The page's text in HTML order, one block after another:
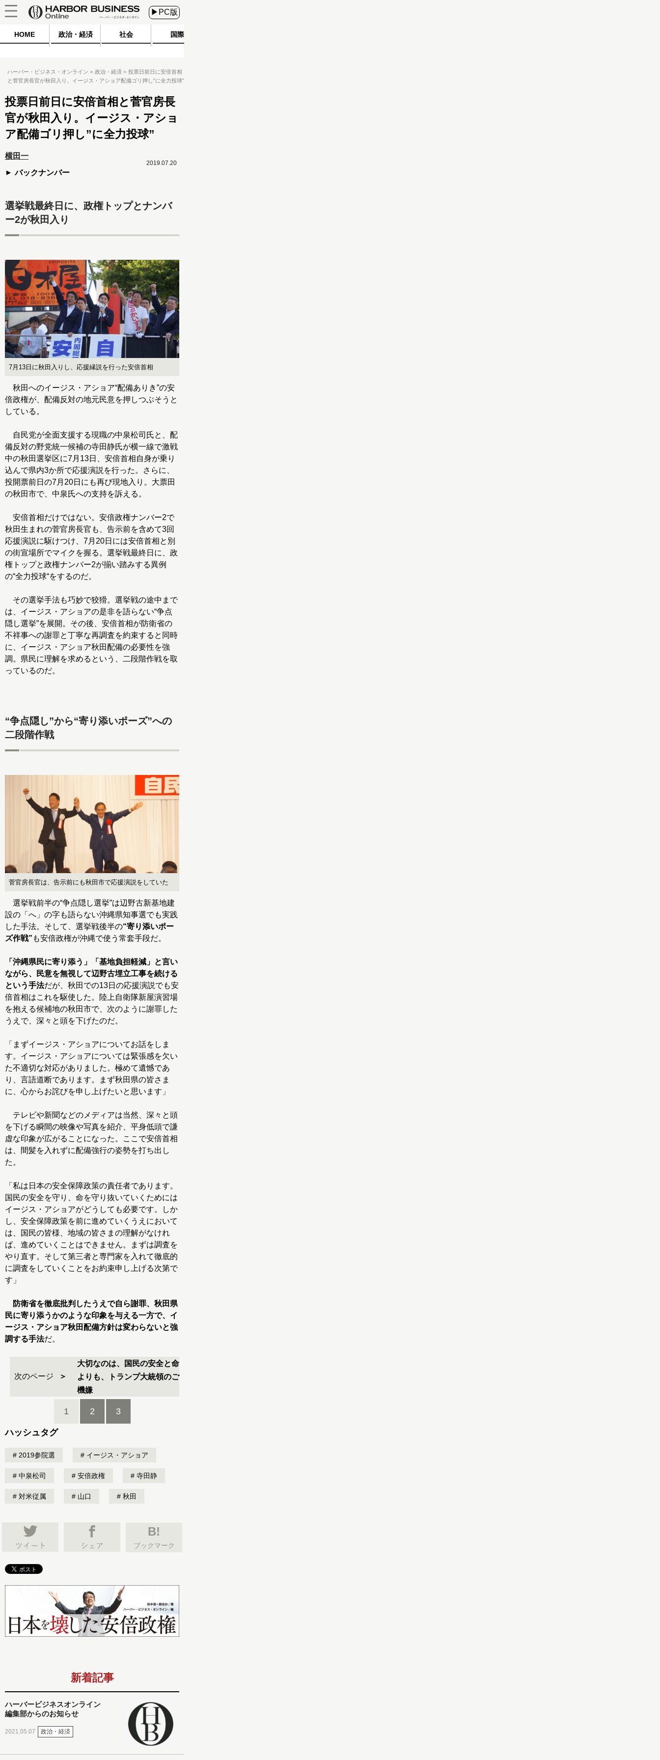
▶PC版
HOME 政治・経済 社会 国際
ハーバー・ビジネス・オンライン 政治・経済
投票日前日に安倍首相
と菅官房長官が秋田入り。イージス・アショア配備ゴリ押し”に全力投球”
投票日前日に安倍首相と菅官房長
官が秋田入り。イージス・アショ
ア配備ゴリ押し”に全力投球”
横田一
バックナンバー
2019.07.20
選挙戦最終日に、政権トップとナンバ
ー2が秋田入り
7月13日に秋田入りし、応援縁説を行った安倍首相
秋田へのイージス・アショア“配備ありき”の安
倍政権が、配備反対の地元民意を押しつぶそうと
している。
自民党が全面支援する現職の中泉松司氏と、配
備反対の野党統一候補の寺田静氏が横一線で激戦
中の秋田選挙区に7月13日、安倍首相自身が乗り
込んで県内3か所で応援演説を行った。さらに、
投開票前日の7月20日にも再び現地入り。大票田
の秋田市で、中泉氏への支持を訴える。
安倍首相だけではない。安倍政権ナンバー2で
秋田生まれの菅官房長官も、告示前を含めて3回
応援演説に駆けつけ、7月20日には安倍首相と別
の街宣場所でマイクを握る。選挙戦最終日に、政
権トップと政権ナンバー2が揃い踏みする異例
の“全力投球“をするのだ。
その選挙手法も巧妙で狡猾。選挙戦の途中まで
は、イージス・アショアの是非を語らない“争点
隠し選挙”を展開。その後、安倍首相が防衛省の
不祥事への謝罪と丁寧な再調査を約束すると同時
に、イージス・アショア秋田配備の必要性を強
調。県民に理解を求めるという、二段階作戦を取
っているのだ。
“争点隠し”から“寄り添いポーズ”への
二段階作戦
菅官房長官は、告示前にも秋田市で応援演説をしていた
選挙戦前半の“争点隠し選挙”は辺野古新基地建
設の「へ」の字も語らない沖縄県知事選でも実践
した手法。そして、選挙戦後半の“寄り添いポー
ズ作戦” も安倍政権が沖縄で使う常套手段だ。
「沖縄県民に寄り添う」「基地負担軽減」と言い
ながら、民意を無視して辺野古埋立工事を続ける
という手法だが、秋田での13日の応援演説でも安
倍首相はこれを駆使した。陸上自衛隊新屋演習場
を抱える候補地の秋田市で、次のように謝罪した
うえで、深々と頭を下げたのだ。
「まずイージス・アショアについてお話をしま
す。イージス・アショアについては緊張感を欠い
た不適切な対応がありました。極めて遺憾であ
り、言語道断であります。まず秋田県の皆さま
に、心からお詫びを申し上げたいと思います」
テレビや新聞などのメディアは当然、深々と頭
を下げる瞬間の映像や写真を紹介、平身低頭で謙
虚な印象が広がることになった。ここで安倍首相
は、間髪を入れずに配備強行の姿勢を打ち出し
た。
「私は日本の安全保障政策の責任者であります。
国民の安全を守り、命を守り抜いていくためには
イージス・アショアがどうしても必要です。しか
し、安全保障政策を前に進めていくうえにおいて
は、国民の皆様、地域の皆さまの理解がなけれ
ば、進めていくことはできません。まずは調査を
やり直す。そして第三者と専門家を入れて徹底的
に調査をしていくことをお約束申し上げる次第で
す」
防衛省を徹底批判したうえで自ら謝罪、秋田県
民に寄り添うかのような印象を与える一方で、イ
ージス・アショア秋田配備方針は変わらないと強
調する手法だ。
次のページ
大切なのは、国民の安全と命
よりも、トランプ大統領のご
機嫌
1 2 3
ハッシュタグ
2019参院選 イージス・アショア
中泉松司 安倍政権 寺田静
対米従属 山口 秋田
B!
ブックマーク
新着記事
ハーバービジネスオンライン
編集部からのお知らせ
2021.05.07 政治・経済